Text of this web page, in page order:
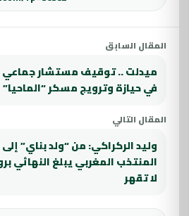
المقال السابق
ميدلت .. توقيف مستشار جماعي
في حيازة وترويج مسكر “الماحيا”
المقال التالي
وليد الركراكي: من “ولد بناي”
المنتخب المغربي يبلغ النهائي
لا تقهر